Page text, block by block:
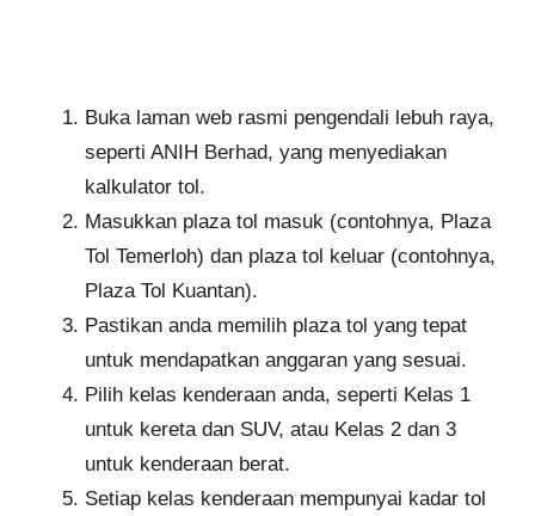
Buka laman web rasmi pengendali lebuh raya,
seperti ANIH Berhad, yang menyediakan
kalkulator tol.
Masukkan plaza tol masuk (contohnya, Plaza
Tol Temerloh) dan plaza tol keluar (contohnya,
Plaza Tol Kuantan).
Pastikan anda memilih plaza tol yang tepat
untuk mendapatkan anggaran yang sesuai.
Pilih kelas kenderaan anda, seperti Kelas 1
untuk kereta dan SUV, atau Kelas 2 dan 3
untuk kenderaan berat.
Setiap kelas kenderaan mempunyai kadar tol